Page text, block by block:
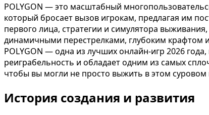
POLYGON — это масштабный
который бросает вызов игрокам, предлагая им
первого лица, стратегии и симулятора
динамичными перестрелками, глубоким крафтом
POLYGON — одна из лучших онлайн-игр 2026
реиграбельность и обладает одним из самых
чтобы вы могли не просто выжить в этом
История создания и развития